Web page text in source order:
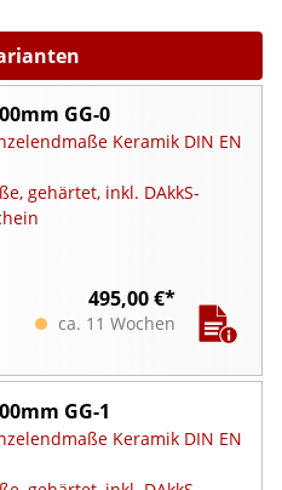
GG-0
Keramik DIN EN
gehärtet, inkl. DAkkS-
495,00 €*
ca. 11 Wochen
GG-1
Keramik DIN EN